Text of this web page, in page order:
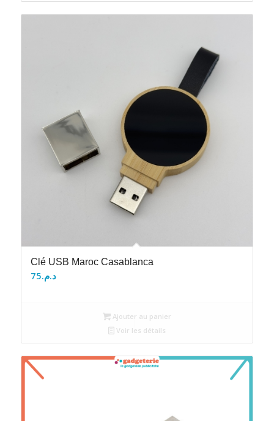
Clé USB Maroc Casablanca
د.م.75
Ajouter au panier
Voir les détails